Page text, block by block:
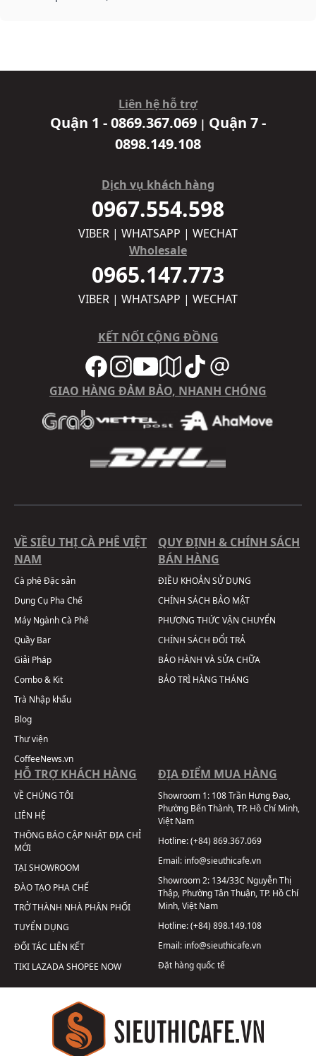
Liên hệ hỗ trợ
Quận 1 - 0869.367.069 | Quận 7 -
0898.149.108
Dịch vụ khách hàng
0967.554.598
VIBER | WHATSAPP | WECHAT
Wholesale
0965.147.773
VIBER | WHATSAPP | WECHAT
KẾT NỐI CỘNG ĐỒNG
GIAO HÀNG ĐẢM BẢO, NHANH CHÓNG
VỀ SIÊU THỊ CÀ PHÊ VIỆT
NAM
Cà phê Đặc sản
Dụng Cụ Pha Chế
Máy Ngành Cà Phê
Quầy Bar
Giải Pháp
Combo & Kit
Trà Nhập khẩu
Blog
Thư viện
CoffeeNews.vn
QUY ĐỊNH & CHÍNH SÁCH
BÁN HÀNG
ĐIỀU KHOẢN SỬ DỤNG
CHÍNH SÁCH BẢO MẬT
PHƯƠNG THỨC VẬN CHUYỂN
CHÍNH SÁCH ĐỔI TRẢ
BẢO HÀNH VÀ SỬA CHỮA
BẢO TRÌ HÀNG THÁNG
HỖ TRỢ KHÁCH HÀNG
VỀ CHÚNG TÔI
LIÊN HỆ
THÔNG BÁO CẬP NHẬT ĐỊA CHỈ
MỚI
TẠI SHOWROOM
ĐÀO TẠO PHA CHẾ
TRỞ THÀNH NHÀ PHÂN PHỐI
TUYỂN DỤNG
ĐỐI TÁC LIÊN KẾT
TIKI LAZADASHOPEE NOW
ĐỊA ĐIỂM MUA HÀNG
Showroom 1: 108 Trần Hưng Đạo,
Phường Bến Thành, TP. Hồ Chí Minh,
Việt Nam
Hotline:(+84) 869.367.069
Email: info@sieuthicafe.vn
Showroom 2: 134/33C Nguyễn Thị
Thập, Phường Tân Thuận, TP. Hồ Chí
Minh, Việt Nam
Hotline:(+84) 898.149.108
Email: info@sieuthicafe.vn
Đặt hàng quốc tế